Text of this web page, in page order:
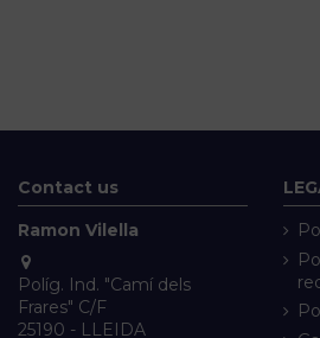
Contact us
Ramon Vilella
Políg. Ind. "Camí dels
Frares" C/F
25190 - LLEIDA